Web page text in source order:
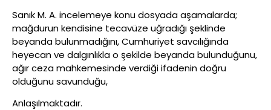
Sanık M. A. incelemeye konu dosyada aşamalarda;
mağdurun kendisine tecavüze uğradığı şeklinde
beyanda bulunmadığını, Cumhuriyet savcılığında
heyecan ve dalgınlıkla o şekilde beyanda bulunduğunu,
ağır ceza mahkemesinde verdiği ifadenin doğru
olduğunu savunduğu,
Anlaşılmaktadır.